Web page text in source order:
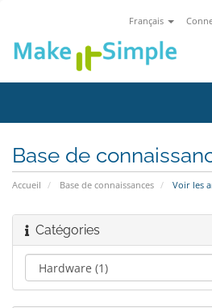
Français
Base de
Accueil Base de connaissances Voir les
Catégories